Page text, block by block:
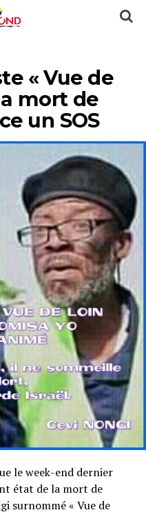
« Vue de
mort de
un SOS
le week-end dernier
état de la mort de
surnommé « Vue de